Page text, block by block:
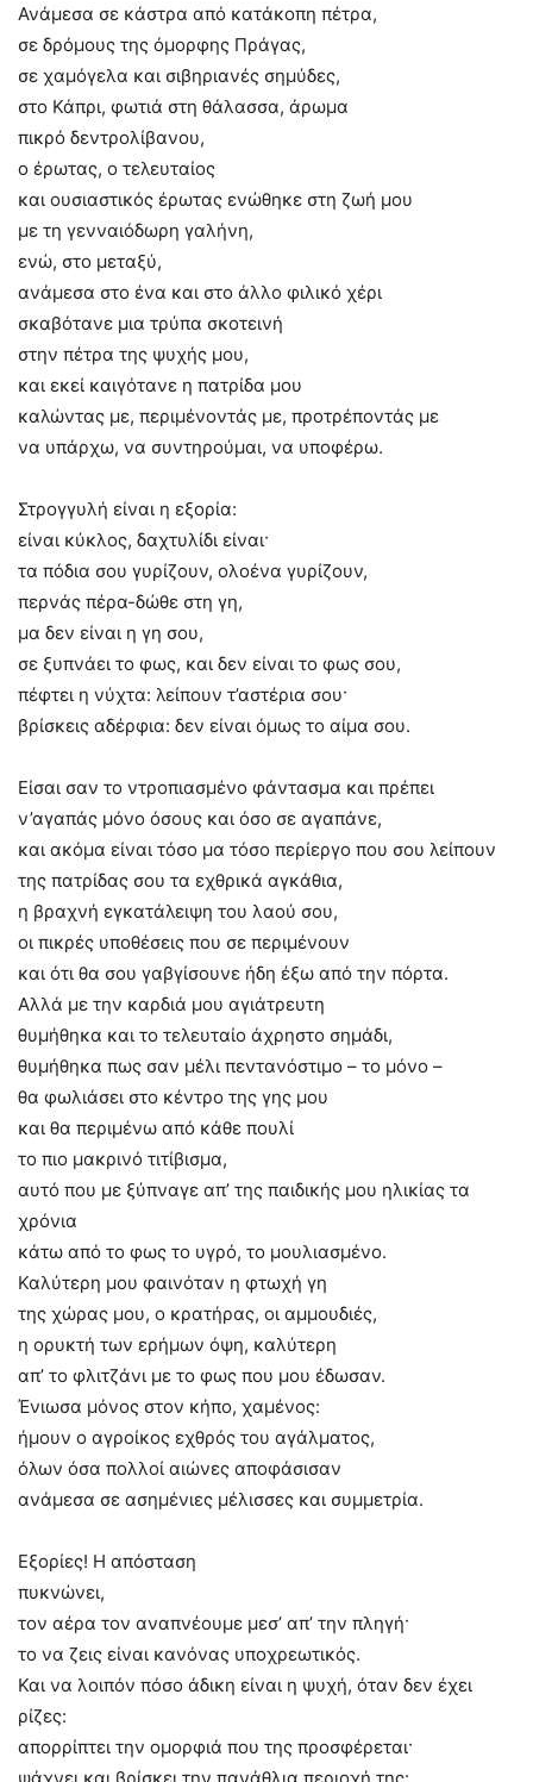
Ανάμεσα σε κάστρα από κατάκοπη πέτρα,
σε δρόμους της όμορφης Πράγας,
σε χαμόγελα και σιβηριανές σημύδες,
στο Κάπρι, φωτιά στη θάλασσα, άρωμα
πικρό δεντρολίβανου,
ο έρωτας, ο τελευταίος
και ουσιαστικός έρωτας ενώθηκε στη ζωή μου
με τη γενναιόδωρη γαλήνη,
ενώ, στο μεταξύ,
ανάμεσα στο ένα και στο άλλο φιλικό χέρι
σκαβότανε μια τρύπα σκοτεινή
στην πέτρα της ψυχής μου,
και εκεί καιγότανε η πατρίδα μου
καλώντας με, περιμένοντάς με, προτρέποντάς με
να υπάρχω, να συντηρούμαι, να υποφέρω.
Στρογγυλή είναι η εξορία:
είναι κύκλος, δαχτυλίδι είναι·
τα πόδια σου γυρίζουν, ολοένα γυρίζουν,
περνάς πέρα-δώθε στη γη,
μα δεν είναι η γη σου,
σε ξυπνάει το φως, και δεν είναι το φως σου,
πέφτει η νύχτα: λείπουν τ’αστέρια σου·
βρίσκεις αδέρφια: δεν είναι όμως το αίμα σου.
Είσαι σαν το ντροπιασμένο φάντασμα και πρέπει
ν’αγαπάς μόνο όσους και όσο σε αγαπάνε,
και ακόμα είναι τόσο μα τόσο περίεργο που σου λείπουν
της πατρίδας σου τα εχθρικά αγκάθια,
η βραχνή εγκατάλειψη του λαού σου,
οι πικρές υποθέσεις που σε περιμένουν
και ότι θα σου γαβγίσουνε ήδη έξω από την πόρτα.
Αλλά με την καρδιά μου αγιάτρευτη
θυμήθηκα και το τελευταίο άχρηστο σημάδι,
θυμήθηκα πως σαν μέλι πεντανόστιμο – το μόνο –
θα φωλιάσει στο κέντρο της γης μου
και θα περιμένω από κάθε πουλί
το πιο μακρινό τιτίβισμα,
αυτό που με ξύπναγε απ’ της παιδικής μου ηλικίας τα
χρόνια
κάτω από το φως το υγρό, το μουλιασμένο.
Καλύτερη μου φαινόταν η φτωχή γη
της χώρας μου, ο κρατήρας, οι αμμουδιές,
η ορυκτή των ερήμων όψη, καλύτερη
απ’ το φλιτζάνι με το φως που μου έδωσαν.
Ένιωσα μόνος στον κήπο, χαμένος:
ήμουν ο αγροίκος εχθρός του αγάλματος,
όλων όσα πολλοί αιώνες αποφάσισαν
ανάμεσα σε ασημένιες μέλισσες και συμμετρία.
Εξορίες! Η απόσταση
πυκνώνει,
τον αέρα τον αναπνέουμε μεσ’ απ’ την πληγή·
το να ζεις είναι κανόνας υποχρεωτικός.
Και να λοιπόν πόσο άδικη είναι η ψυχή, όταν δεν έχει
ρίζες:
απορρίπτει την ομορφιά που της προσφέρεται·
ψάχνει και βρίσκει την πανάθλια περιοχή της: